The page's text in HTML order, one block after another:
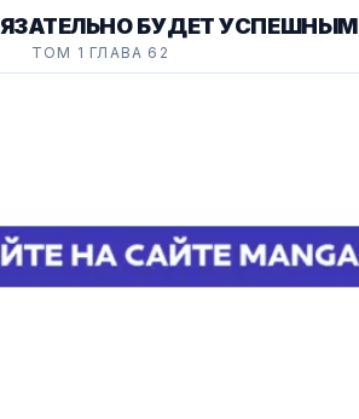
БУДЕТ УСПЕШНЫМ
ТОМ 1 ГЛАВА 62